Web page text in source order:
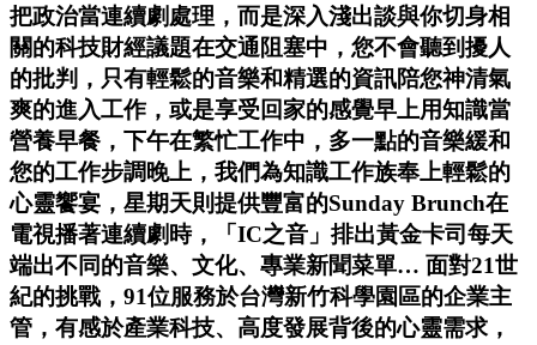
把政治當連續劇處理，而是深入淺出談與你切身相
關的科技財經議題在交通阻塞中，您不會聽到擾人
的批判，只有輕鬆的音樂和精選的資訊陪您神清氣
爽的進入工作，或是享受回家的感覺早上用知識當
營養早餐，下午在繁忙工作中，多一點的音樂緩和
您的工作步調晚上，我們為知識工作族奉上輕鬆的
心靈饗宴，星期天則提供豐富的Sunday Brunch在
電視播著連續劇時，「IC之音」排出黃金卡司每天
端出不同的音樂、文化、專業新聞菜單… 面對21世
紀的挑戰，91位服務於台灣新竹科學園區的企業主
管，有感於產業科技、高度發展背後的心靈需求，